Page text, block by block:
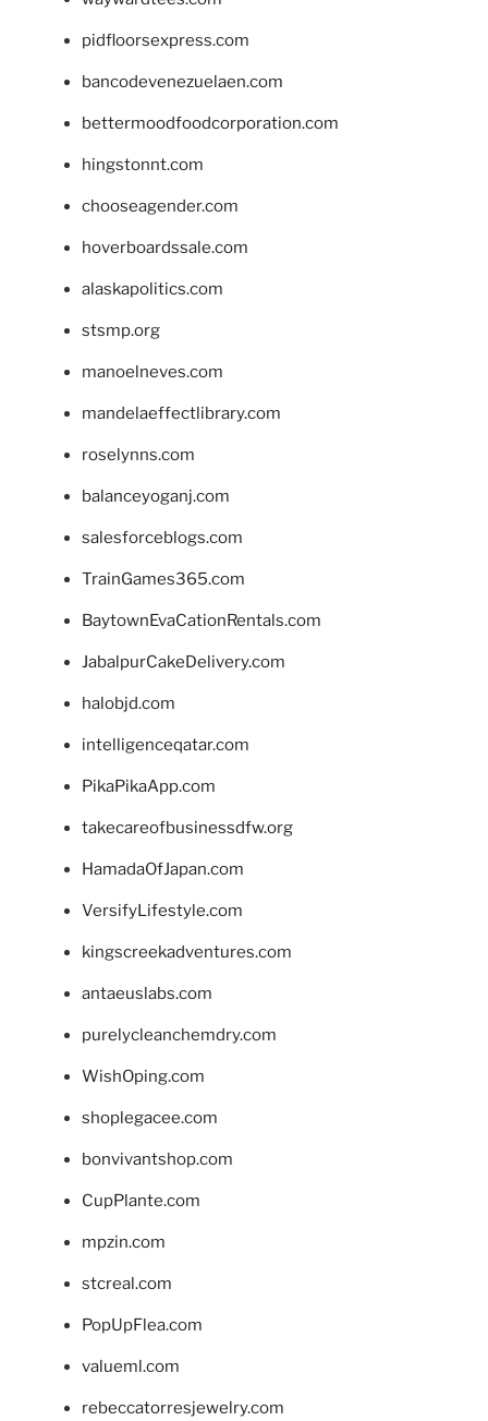
pidfloorsexpress.com
bancodevenezuelaen.com
bettermoodfoodcorporation.com
hingstonnt.com
chooseagender.com
hoverboardssale.com
alaskapolitics.com
stsmp.org
manoelneves.com
mandelaeffectlibrary.com
roselynns.com
balanceyoganj.com
salesforceblogs.com
TrainGames365.com
BaytownEvaCationRentals.com
JabalpurCakeDelivery.com
halobjd.com
intelligenceqatar.com
PikaPikaApp.com
takecareofbusinessdfw.org
HamadaOfJapan.com
VersifyLifestyle.com
kingscreekadventures.com
antaeuslabs.com
purelycleanchemdry.com
WishOping.com
shoplegacee.com
bonvivantshop.com
CupPlante.com
mpzin.com
stcreal.com
PopUpFlea.com
valueml.com
rebeccatorresjewelry.com